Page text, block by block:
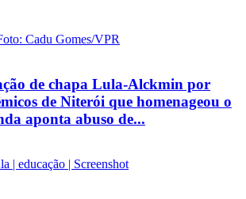
de chapa Lula-Alckmin por
de Niterói que homenageou o
aponta abuso de...